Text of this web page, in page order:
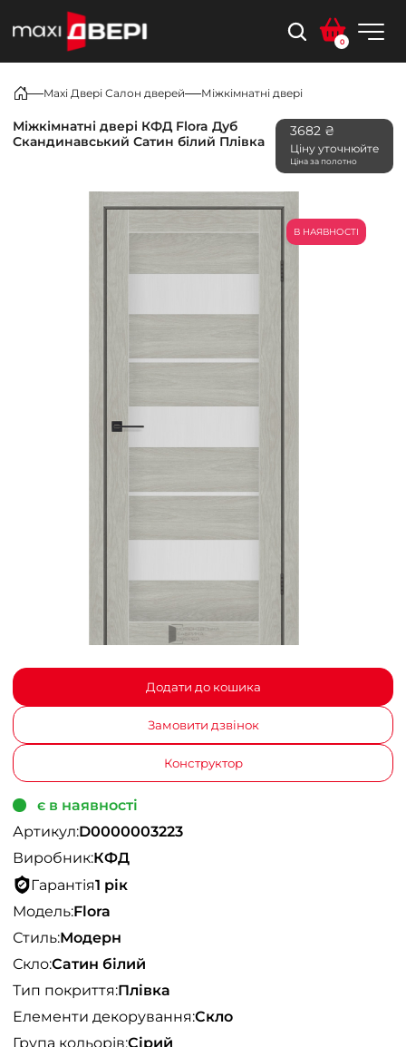
0
Maxi Двері Салон дверей Міжкімнатні двері
Міжкімнатні двері КФД Flora Дуб
Скандинавський Сатин білий Плівка
3682 ₴
Ціну уточнюйте
Ціна за полотно
В НАЯВНОСТІ
Додати до кошика
Замовити дзвінок
Конструктор
є в наявності
Артикул:D0000003223
Виробник:КФД
Гарантія1 рік
Модель:Flora
Стиль:Модерн
Скло:Сатин білий
Тип покриття:Плівка
Елементи декорування:Скло
Група кольорів:Сірий